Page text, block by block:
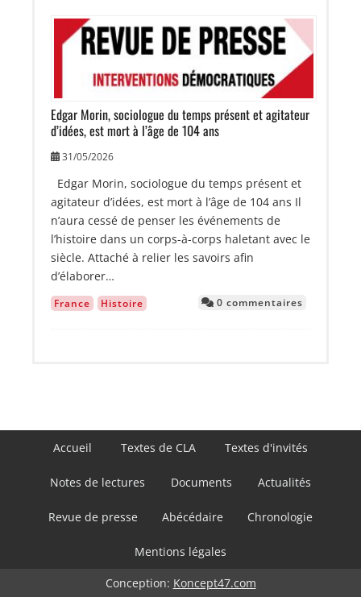
Image
Edgar Morin, sociologue du temps présent et agitateur
d’idées, est mort à l’âge de 104 ans
31/05/2026
Edgar Morin, sociologue du temps présent et
agitateur d’idées, est mort à l’âge de 104 ans Il
n’aura cessé de penser les événements de
l’histoire dans un corps-à-corps haletant avec le
siècle. Attaché à relier les savoirs afin
d’élaborer…
France Histoire 0 commentaires
Navigation
Accueil Textes de CLA Textes d'invités
Notes de lectures Documents Actualités
Revue de presse Abécédaire Chronologie
Mentions légales
Conception: Koncept47.com